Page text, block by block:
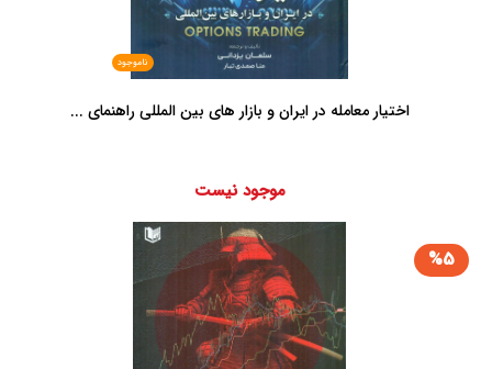
ناموجود
اختیار معامله در ایران و بازار های بین المللی راهنمای ...
موجود نیست
%5